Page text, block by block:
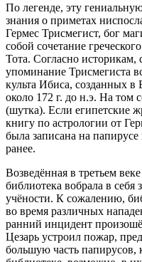
По легенде, эту
знания о приметах
Гермес Трисмегист, бог
собой сочетание
Тота. Согласно историкам,
упоминание Трисмегиста
культа Ибиса, созданных
около 172 г. до н.э. На том
(шутка). Если египетские
книгу по астрологии от
была записана на
ранее.
Возведённая в третьем
библиотека вобрала в
учёности. К сожалению,
во время различных
ранний инцидент
Цезарь устроил пожар,
большую часть папирусов,